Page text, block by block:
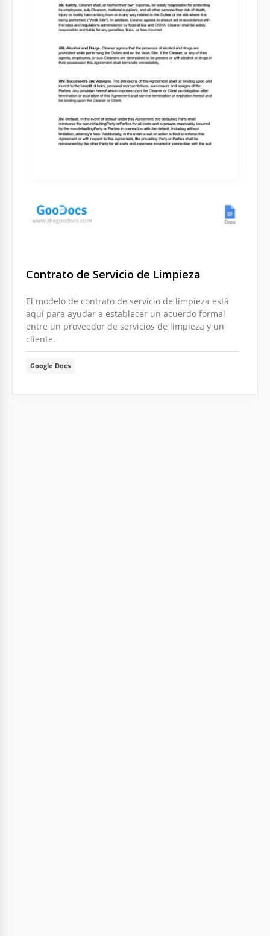
Contrato de Servicio de Limpieza
El modelo de contrato de servicio de limpieza está
aquí para ayudar a establecer un acuerdo formal
entre un proveedor de servicios de limpieza y un
cliente.
Google Docs